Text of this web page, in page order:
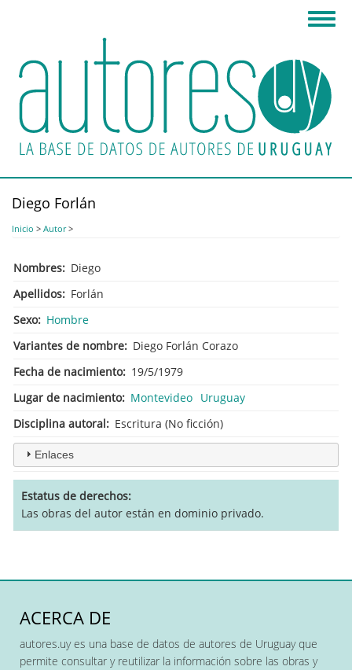
principal
Diego Forlán
Inicio > Autor>
Nombres
Diego
Apellidos
Forlán
Sexo
Hombre
Variantes de nombre
Diego Forlán Corazo
Fecha de nacimiento
19/5/1979
Lugar de nacimiento
Montevideo Uruguay
Disciplina autoral
Escritura (No ficción)
Enlaces
Estatus de derechos
Las obras del autor están en dominio privado.
ACERCA DE
autores.uy es una base de datos de autores de Uruguay que
permite consultar y reutilizar la información sobre las obras y